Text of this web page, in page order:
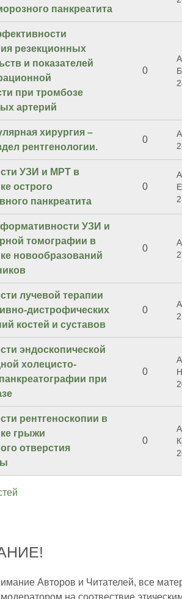
панкреатита
резекционных
и показателей
при тромбозе
артерий
0
хирургия –
рентгенологии.
0
УЗИ и МРТ в
острого
панкреатита
0
УЗИ и
томографии в
новообразований
0
лучевой терапии
дистрофических
костей и суставов
0
эндоскопической
холецисто‐
при
0
рентгеноскопии в
грыжи
отверстия
0
Авторов и Читателей, все
на соотвествие